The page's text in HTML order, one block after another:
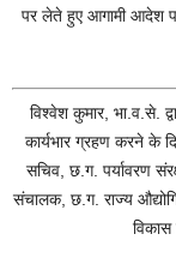
पर लेते हुए आगामी आदेश
विश्वेश कुमार, भा.व.से.
कार्यभार ग्रहण करने के
सचिव, छ.ग. पर्यावरण
संचालक, छ.ग. राज्य